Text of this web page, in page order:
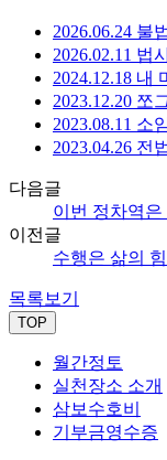
2026.06.24 불
2026.02.11 법
2024.12.18 내
2023.12.20 쪼
2023.08.11 소
2023.04.26 전
다음글
이번 정차역
이전글
수행은 삶의 힘
목록보기
TOP
월간정토
실천장소 소개
삼보수호비
기부금영수증